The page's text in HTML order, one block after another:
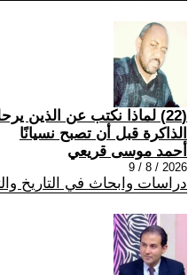
(22) لماذا نكتب عن الذين
الذاكرة قبل أن تصبح نسيانًا
أحمد موسى قريعي
2026 / 8 / 9
دراسات وابحاث في التاريخ